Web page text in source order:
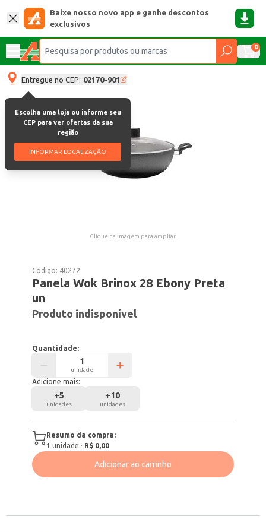
Baixe nosso novo app e ganhe descontos
exclusivos
0
Entregue no CEP: 02170-901
Escolha uma loja ou informe seu
CEP para ver ofertas da sua
região
INFORMAR LOCALIZAÇÃO
Clique na imagem para ampliar.
Código: 40272
Panela Wok Brinox 28 Ebony Preta
un
Produto indisponível
Quantidade:
unidade
Adicione mais:
+5
unidades
+10
unidades
Resumo da compra:
1 unidade · R$ 0,00
Adicionar ao carrinho